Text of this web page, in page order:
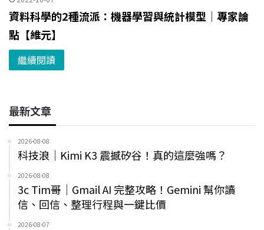
資料科學的2種流派：機器學習與統計模型｜專家論
點【維元】
繼續閱讀
最新文章
2026-08-08
科技浪｜Kimi K3 震撼矽谷！真的這麼強嗎？
2026-08-08
3c Tim哥｜Gmail AI 完整攻略！Gemini 幫你讀
信、回信、整理行程與一鍵比價
2026-08-07